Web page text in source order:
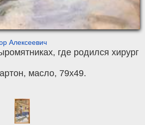
Алексеевич
где родился хирург
, масло, 79x49.